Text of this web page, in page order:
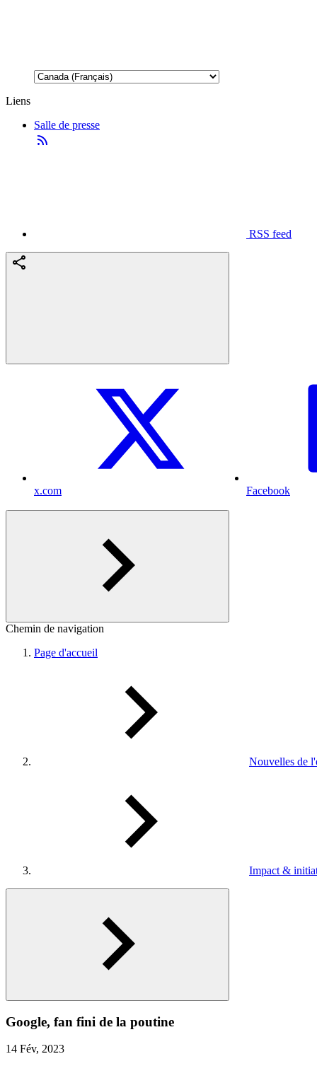
Liens
Salle de presse
RSS feed
x.com Facebook
Chemin de navigation
Page d'accueil
Nouvelles de
Impact &
Google, fan fini de la poutine
14 Fév, 2023